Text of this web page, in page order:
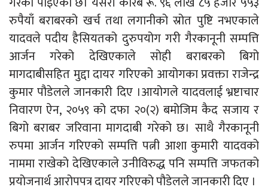
रुपैयाँ बराबरको खर्च तथा लगानीको स्रोत पुष्टि नभएकाले
यादवले पदीय हैसियतको दुरुपयोग गरी गैरकानूनी सम्पत्ति
आर्जन गरेको देखिएकाले सोही बराबरको बिगो
मागदाबीसहित मुद्दा दायर गरिएको आयोगका प्रवक्ता राजेन्द्र
कुमार पौडेलले जानकारी दिए ।आयोगले यादवलाई भ्रष्टाचार
निवारण ऐन, २०५९ को दफा २०(२) बमोजिम कैद सजाय र
बिगो बराबर जरिवाना मागदाबी गरेको छ। साथै गैरकानूनी
रुपमा आर्जन गरिएको सम्पत्ति पत्नी आशा कुमारी यादवको
नाममा राखेको देखिएकाले उनीविरुद्ध पनि सम्पत्ति जफतको
प्रयोजनार्थ आरोपपत्र दायर गरिएको पौडेलले जानकारी दिए ।